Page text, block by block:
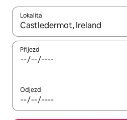
Lokalita
Až budou výsledky k dispozici,
Příjezd
Odjezd